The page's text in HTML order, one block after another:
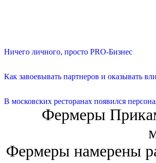
Ничего личного, просто PRO-Бизнес
Как завоевывать партнеров и оказывать
В московских ресторанах появился
Фермеры
Фермеры намерены